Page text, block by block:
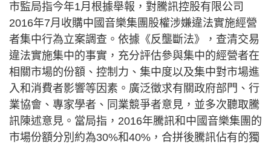
市監局指今年1月根據舉報，對騰訊控股有限公司
2016年7月收購中國音樂集團股權涉嫌違法實施經營
者集中行為立案調查。依據《反壟斷法》，查清交易
違法實施集中的事實，充分評估參與集中的經營者在
相關市場的份額、控制力、集中度以及集中對市場進
入和消費者影響等因素。廣泛徵求有關政府部門、行
業協會、專家學者、同業競爭者意見，並多次聽取騰
訊陳述意見。當局指，2016年騰訊和中國音樂集團的
市場份額分別約為30%和40%，合拼後騰訊佔有的獨